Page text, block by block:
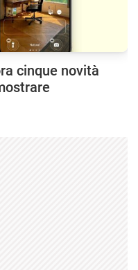
cinque novità